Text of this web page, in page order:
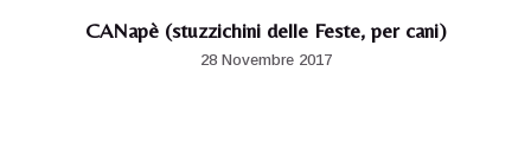
CANapè (stuzzichini delle Feste, per cani)
28 Novembre 2017